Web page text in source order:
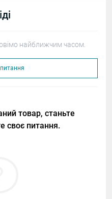
найближчим часом.
товар, станьте
своє питання.